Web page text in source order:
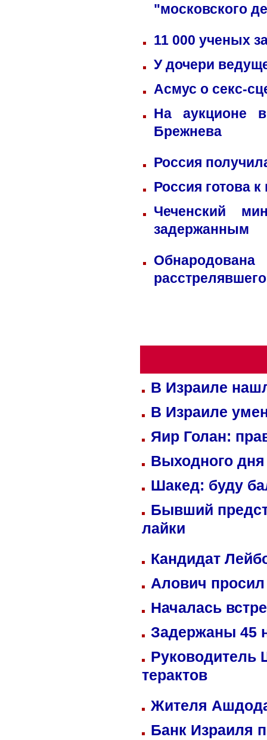
"московского
11 000 ученых
У дочери
Асмус о секс-
На аукционе
Брежнева
Россия
Россия готова
Чеченский
задержанным
В Израиле
В Израиле
Яир Голан:
Выходного
Шакед: буду
Бывший
лайки
Кандидат
Алович просил
Началась
Задержаны 45
Руководитель
терактов
Жителя
Банк Израиля